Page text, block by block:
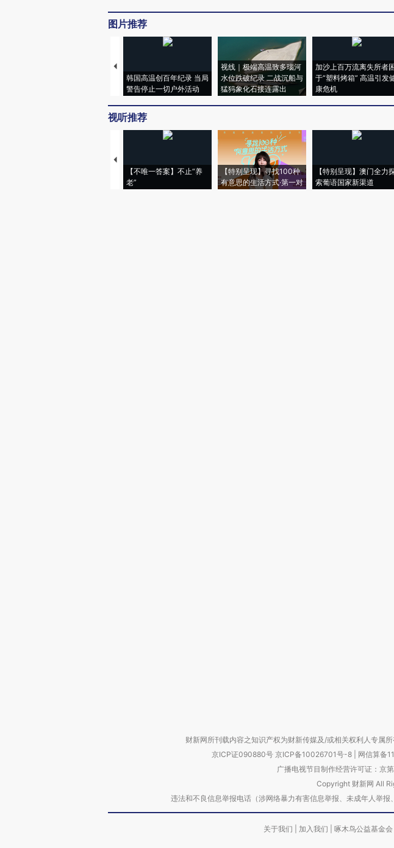
图片推荐
韩国高温创百年纪录 当局
警告停止一切户外活动
视线｜极端高温致多瑙河
水位跌破纪录 二战沉船与
猛犸象化石接连露出
加沙上百万流离失所者
于“塑料烤箱” 高温引发
康危机
视听推荐
【不唯一答案】不止“养
老”
【特别呈现】寻找100种
有意思的生活方式·第一对
【特别呈现】澳门全力
索葡语国家新渠道
财新网所刊载内容之知识产权为财新传媒及/或相关权利人专属
京ICP证090880号 京ICP备10026701号-8 网信算备
广播电视节目制作经营许可证：京
Copyright 财新网 All
违法和不良信息举报电话（涉网络暴力有害信息举报、未成年人
关于我们 加入我们 啄木鸟公益基金会